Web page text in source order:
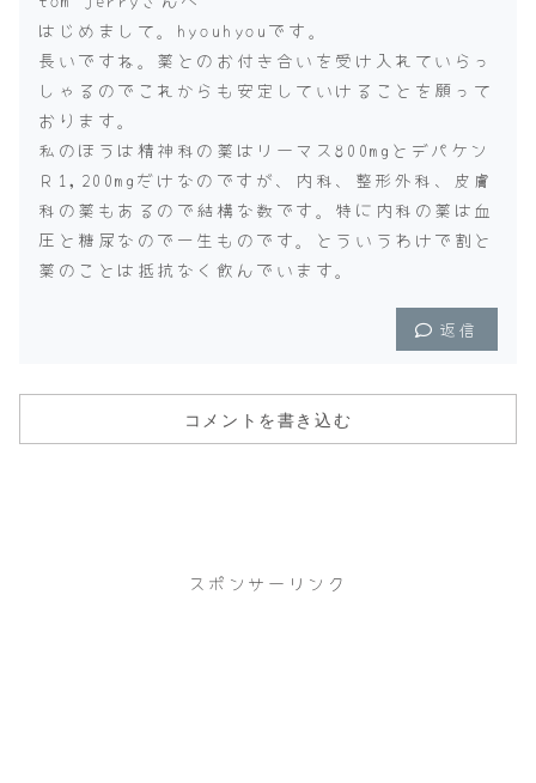
はじめまして。hyouhyouです。
長いですね。薬とのお付き合いを受け入れていらっ
しゃるのでこれからも安定していけることを願って
おります。
私のほうは精神科の薬はリーマス800mgとデパケン
Ｒ1,200mgだけなのですが、内科、整形外科、皮膚
科の薬もあるので結構な数です。特に内科の薬は血
圧と糖尿なので一生ものです。とういうわけで割と
薬のことは抵抗なく飲んでいます。
返信
コメントを書き込む
スポンサーリンク